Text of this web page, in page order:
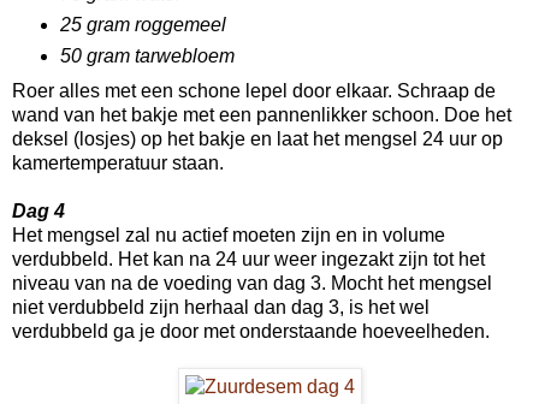
25 gram roggemeel
50 gram tarwebloem
Roer alles met een schone lepel door elkaar. Schraap de
wand van het bakje met een pannenlikker schoon. Doe het
deksel (losjes) op het bakje en laat het mengsel 24 uur op
kamertemperatuur staan.
Dag 4
Het mengsel zal nu actief moeten zijn en in volume
verdubbeld. Het kan na 24 uur weer ingezakt zijn tot het
niveau van na de voeding van dag 3. Mocht het mengsel
niet verdubbeld zijn herhaal dan dag 3, is het wel
verdubbeld ga je door met onderstaande hoeveelheden.